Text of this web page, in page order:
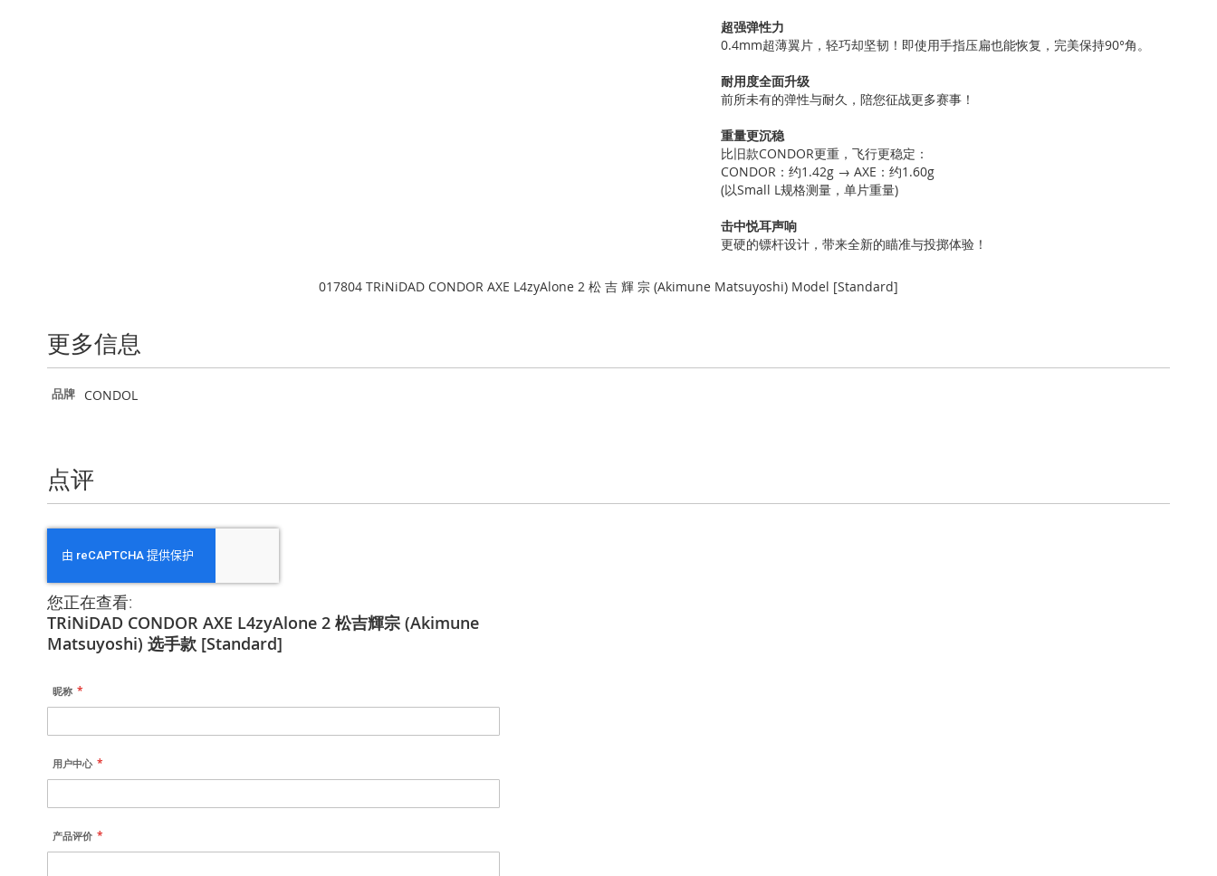
超强弹性力
0.4mm超薄翼片，轻巧却坚韧！即使用手指压扁也能恢复，完美保持90°角。
耐用度全面升级
前所未有的弹性与耐久，陪您征战更多赛事！
重量更沉稳
比旧款CONDOR更重，飞行更稳定：
CONDOR：约1.42g → AXE：约1.60g
(以Small L规格测量，单片重量)
击中悦耳声响
更硬的镖杆设计，带来全新的瞄准与投掷体验！
017804 TRiNiDAD CONDOR AXE L4zyAlone 2 松 吉 輝 宗 (Akimune Matsuyoshi) Model [Standard]
更多信息
更
品牌 CONDOL
点评
您正在查看:
TRiNiDAD CONDOR AXE L4zyAlone 2 松吉輝宗 (Akimune
Matsuyoshi) 选手款 [Standard]
昵称
用户中心
产品评价